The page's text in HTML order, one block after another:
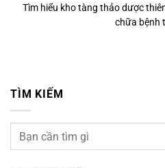
Tìm hiểu kho tàng thảo dược
chữa bệnh
TÌM KIẾM